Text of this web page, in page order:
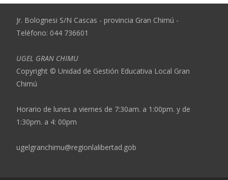
Jr. Bolognesi S/N Cascas - provincia Gran Chimú -
Teléfono: 044 736601
UGEL GRAN CHIMU
Copyright © Unidad de Gestión Educativa Local Gran
Chimú
Horario de lunes a viernes de 7:30am. a 1:00pm. y de
1:30pm. a 4: 00pm
ugelgranchimu@regionlalibertad.gob